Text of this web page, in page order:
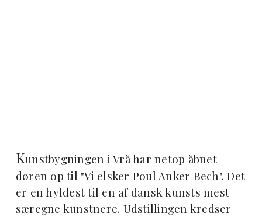
Kunstbygningen i Vrå har netop åbnet
døren op til "Vi elsker Poul Anker Bech". Det
er en hyldest til en af dansk kunsts mest
særegne kunstnere. Udstillingen kredser